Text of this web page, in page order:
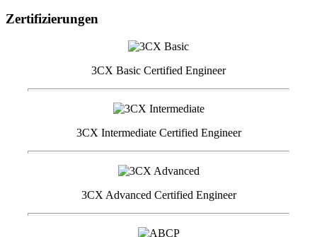
Zertifizierungen
3CX Basic Certified Engineer
3CX Intermediate Certified Engineer
3CX Advanced Certified Engineer